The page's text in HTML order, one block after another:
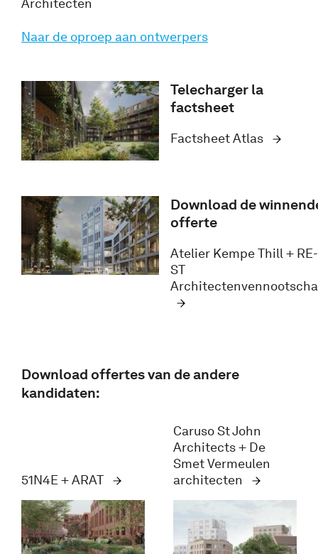
Architecten
Naar de oproep aan ontwerpers
Telecharger la
factsheet
Factsheet Atlas
Download de
offerte
Atelier Kempe Thill + RE-
ST
Download offertes van de andere
kandidaten:
51N4E + ARAT
Caruso St John
Architects + De
Smet Vermeulen
architecten